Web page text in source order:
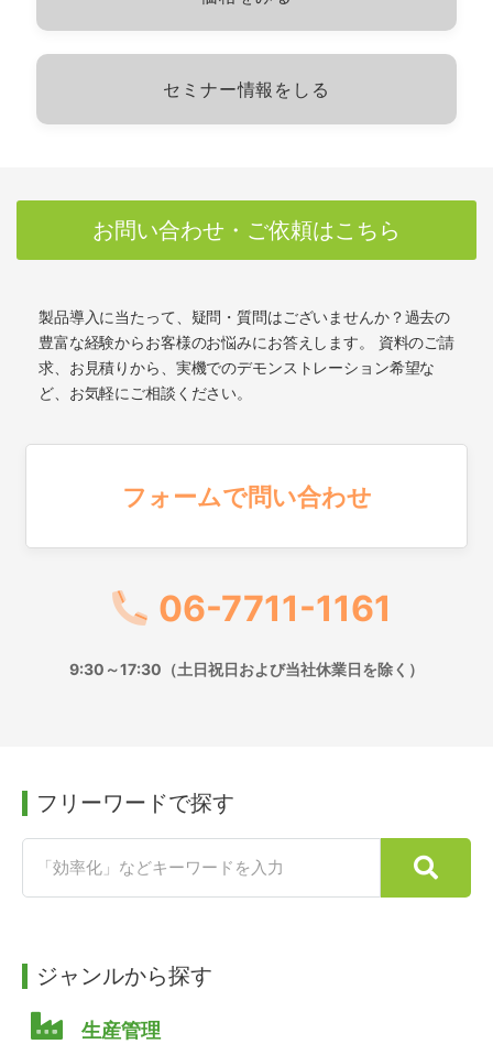
セミナー情報をしる
お問い合わせ・ご依頼はこちら
製品導入に当たって、疑問・質問はございませんか？過去の
豊富な経験からお客様のお悩みにお答えします。 資料のご請
求、お見積りから、実機でのデモンストレーション希望な
ど、お気軽にご相談ください。
フォームで問い合わせ
06-7711-1161
9:30～17:30（土日祝日および当社休業日を除く）
フリーワードで探す
ジャンルから探す
生産管理